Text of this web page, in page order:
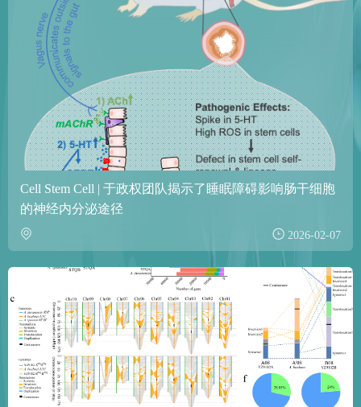
Cell Stem Cell | 于政权团队揭示了睡眠障碍影响肠干细胞
的神经内分泌途径
2026-02-07